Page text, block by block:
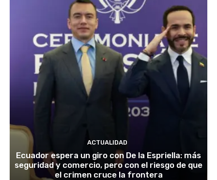
ACTUALIDAD
Ecuador espera un giro con De la Espriella: más
seguridad y comercio, pero con el riesgo de que
el crimen cruce la frontera